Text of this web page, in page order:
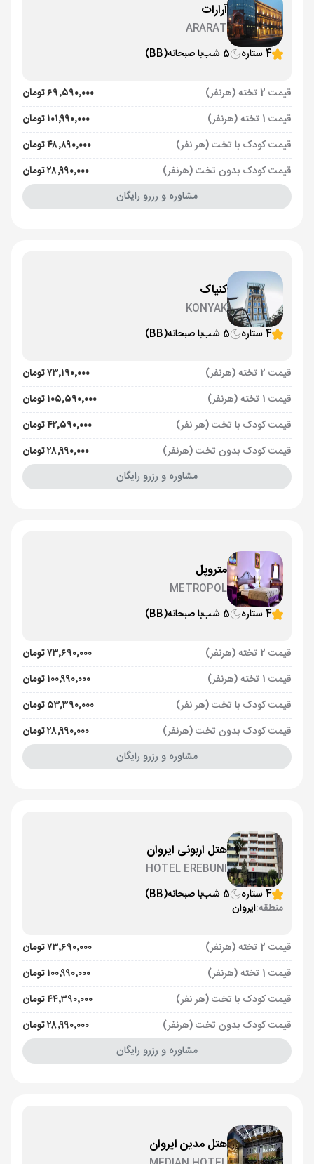
آرارات
ARARAT
4 ستاره
5 شب با صبحانه(BB)
قیمت 2 تخته (هرنفر)
۶۹٬۵۹۰٬۰۰۰ تومان
قیمت 1 تخته (هرنفر)
۱۰۱٬۹۹۰٬۰۰۰ تومان
قیمت کودک با تخت (هر نفر)
۴۸٬۸۹۰٬۰۰۰ تومان
قیمت کودک بدون تخت (هرنفر)
۲۸٬۹۹۰٬۰۰۰ تومان
مشاوره و رزرو رایگان
کنیاک
KONYAK
4 ستاره
5 شب با صبحانه(BB)
قیمت 2 تخته (هرنفر)
۷۳٬۱۹۰٬۰۰۰ تومان
قیمت 1 تخته (هرنفر)
۱۰۵٬۵۹۰٬۰۰۰ تومان
قیمت کودک با تخت (هر نفر)
۴۲٬۵۹۰٬۰۰۰ تومان
قیمت کودک بدون تخت (هرنفر)
۲۸٬۹۹۰٬۰۰۰ تومان
مشاوره و رزرو رایگان
متروپل
METROPOL
4 ستاره
5 شب با صبحانه(BB)
قیمت 2 تخته (هرنفر)
۷۳٬۶۹۰٬۰۰۰ تومان
قیمت 1 تخته (هرنفر)
۱۰۰٬۹۹۰٬۰۰۰ تومان
قیمت کودک با تخت (هر نفر)
۵۳٬۳۹۰٬۰۰۰ تومان
قیمت کودک بدون تخت (هرنفر)
۲۸٬۹۹۰٬۰۰۰ تومان
مشاوره و رزرو رایگان
هتل اربونی ایروان
HOTEL EREBUNI
4 ستاره
5 شب با صبحانه(BB)
منطقه:ایروان
قیمت 2 تخته (هرنفر)
۷۳٬۶۹۰٬۰۰۰ تومان
قیمت 1 تخته (هرنفر)
۱۰۰٬۹۹۰٬۰۰۰ تومان
قیمت کودک با تخت (هر نفر)
۴۴٬۳۹۰٬۰۰۰ تومان
قیمت کودک بدون تخت (هرنفر)
۲۸٬۹۹۰٬۰۰۰ تومان
مشاوره و رزرو رایگان
هتل مدین ایروان